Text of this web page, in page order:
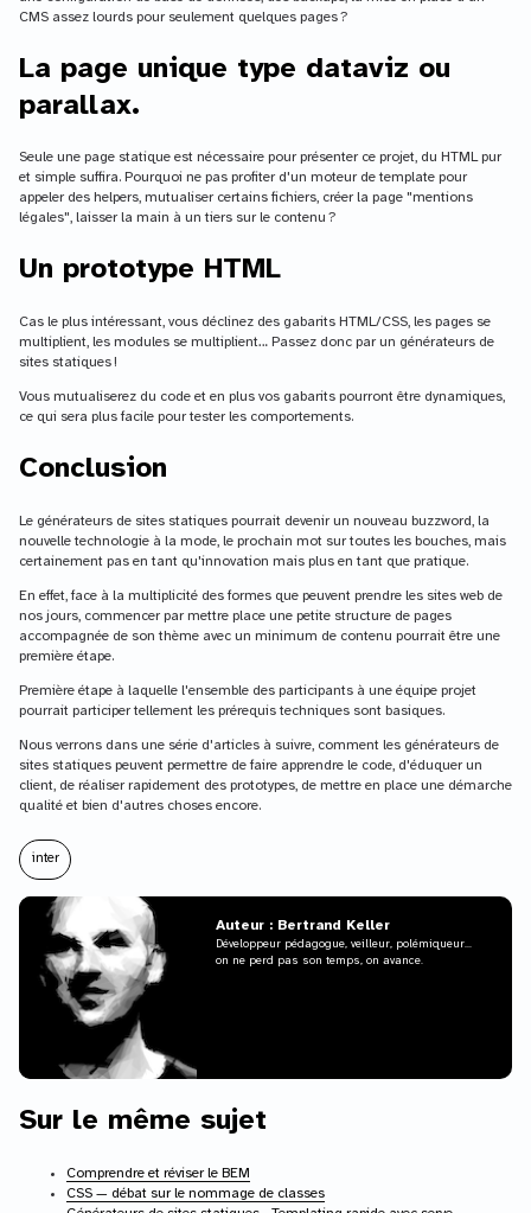
CMS assez lourds pour seulement quelques pages ?
La page unique type dataviz ou
parallax.
Seule une page statique est nécessaire pour présenter ce projet, du HTML pur
et simple suffira. Pourquoi ne pas profiter d'un moteur de template pour
appeler des helpers, mutualiser certains fichiers, créer la page "mentions
légales", laisser la main à un tiers sur le contenu ?
Un prototype HTML
Cas le plus intéressant, vous déclinez des gabarits HTML/CSS, les pages se
multiplient, les modules se multiplient… Passez donc par un générateurs de
sites statiques !
Vous mutualiserez du code et en plus vos gabarits pourront être dynamiques,
ce qui sera plus facile pour tester les comportements.
Conclusion
Le générateurs de sites statiques pourrait devenir un nouveau buzzword, la
nouvelle technologie à la mode, le prochain mot sur toutes les bouches, mais
certainement pas en tant qu'innovation mais plus en tant que pratique.
En effet, face à la multiplicité des formes que peuvent prendre les sites web de
nos jours, commencer par mettre place une petite structure de pages
accompagnée de son thème avec un minimum de contenu pourrait être une
première étape.
Première étape à laquelle l'ensemble des participants à une équipe projet
pourrait participer tellement les prérequis techniques sont basiques.
Nous verrons dans une série d'articles à suivre, comment les générateurs de
sites statiques peuvent permettre de faire apprendre le code, d'éduquer un
client, de réaliser rapidement des prototypes, de mettre en place une démarche
qualité et bien d'autres choses encore.
inter
Auteur : Bertrand Keller
Développeur pédagogue, veilleur, polémiqueur...
on ne perd pas son temps, on avance.
Sur le même sujet
Comprendre et réviser le BEM
CSS — débat sur le nommage de classes